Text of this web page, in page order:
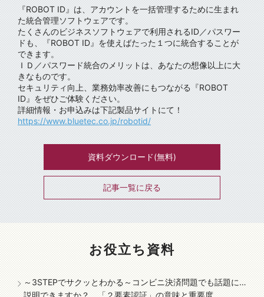
『ROBOT ID』は、アカウントを一括管理するために生まれ
た統合管理ソフトウェアです。
たくさんのビジネスソフトウェアで利用されるID／パスワー
ドも、『ROBOT ID』を使えばたった１つに統合することが
できます。
ＩＤ／パスワード統合のメリットは、あなたの想像以上に大
きなものです。
セキュリティ向上、業務効率改善にもつながる『ROBOT
ID』をぜひご体験ください。
詳細情報・お申込みは下記製品サイトにて！
https://www.bluetec.co.jp/robotid/
資料ダウンロード(無料)
記事一覧に戻る
お役立ち資料
～3STEPでサクッとわかる～コンビニ決済問題でも話題に…
説明できますか？ 「２要素認証」の意味と重要度